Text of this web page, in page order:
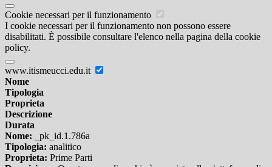
Cookie necessari per il funzionamento
I cookie necessari per il funzionamento non possono essere
disabilitati. È possibile consultare l'elenco nella pagina della cookie
policy.
www.itismeucci.edu.it
Nome
Tipologia
Proprieta
Descrizione
Durata
Nome: _pk_id.1.786a
Tipologia: analitico
Proprieta: Prime Parti